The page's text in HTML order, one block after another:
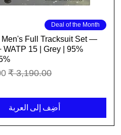
العرض السريعDeal of the Month
Full Tracksuit Set —
WATP 15 | Grey | 95%
سعر عادي
أضِف إلى العربة